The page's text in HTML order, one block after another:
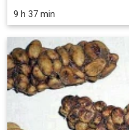
9 h 37 min